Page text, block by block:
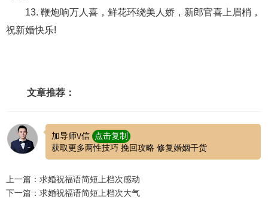
13. 鞭炮响万人喜，鲜花环绕美人娇，新郎官喜上眉梢，
祝新婚快乐!
文章推荐：
加导师\/信
点击复制
获取更多两性技巧 挽回攻略 修复婚姻干货
上一篇：求婚祝福语简短上档次感动
下一篇：求婚祝福语简短上档次大气